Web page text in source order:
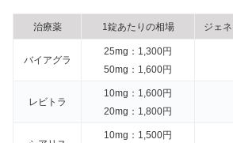
治療薬 1錠あたりの相場 ジェ
バイアグラ
25mg：1,300円
50mg：1,600円
レビトラ
10mg：1,600円
20mg：1,800円
10mg：1,500円